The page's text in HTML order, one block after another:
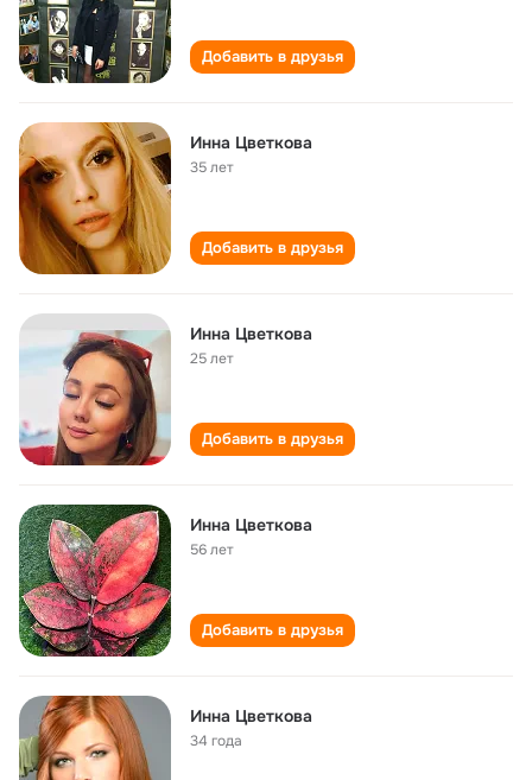
Добавить в друзья
Инна Цветкова
35 лет
Добавить в друзья
Инна Цветкова
25 лет
Добавить в друзья
Инна Цветкова
56 лет
Добавить в друзья
Инна Цветкова
34 года